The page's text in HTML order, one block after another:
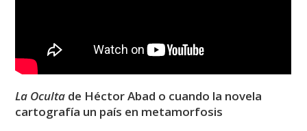
La Oculta de Héctor Abad o cuando la novela
cartografía un país en metamorfosis